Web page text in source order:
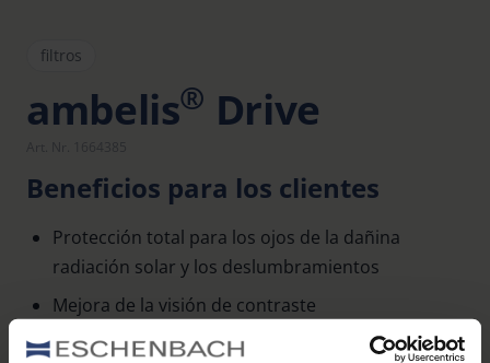
filtros
ambelis® Drive
Beneficios para los clientes
Protección total para los ojos de la dañina
radiación solar y los deslumbramientos
Mejora de la visión de contraste
Buen aspecto que ambelis confiere como gafas